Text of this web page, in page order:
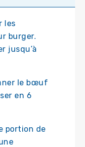
les
burger.
jusqu’à
le bœuf
en 6
portion de